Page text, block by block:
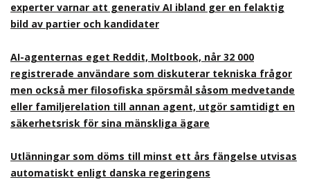
experter varnar att generativ AI ibland ger en felaktig
bild av partier och kandidater
AI-agenternas eget Reddit, Moltbook, når 32 000
registrerade användare som diskuterar tekniska frågor
men också mer filosofiska spörsmål såsom medvetande
eller familjerelation till annan agent, utgör samtidigt en
säkerhetsrisk för sina mänskliga ägare
Utlänningar som döms till minst ett års fängelse utvisas
automatiskt enligt danska regeringens